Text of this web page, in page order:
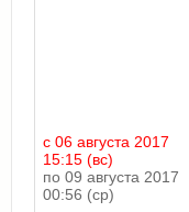
с 06 августа 2017
15:15 (вс)
по 09 августа 2017
00:56 (ср)